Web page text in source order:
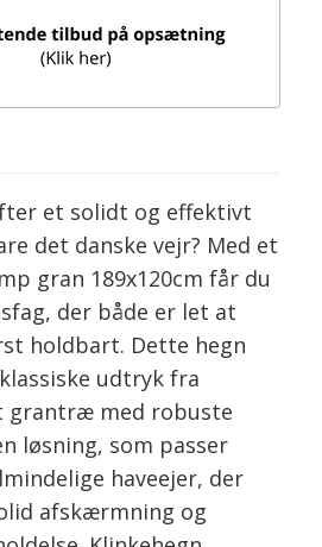
et solidt og effektivt
det danske vejr? Med et
gran 189x120cm får du
der både er let at
holdbart. Dette hegn
udtryk fra
grantræ med robuste
løsning, som passer
haveejer, der
afskærmning og